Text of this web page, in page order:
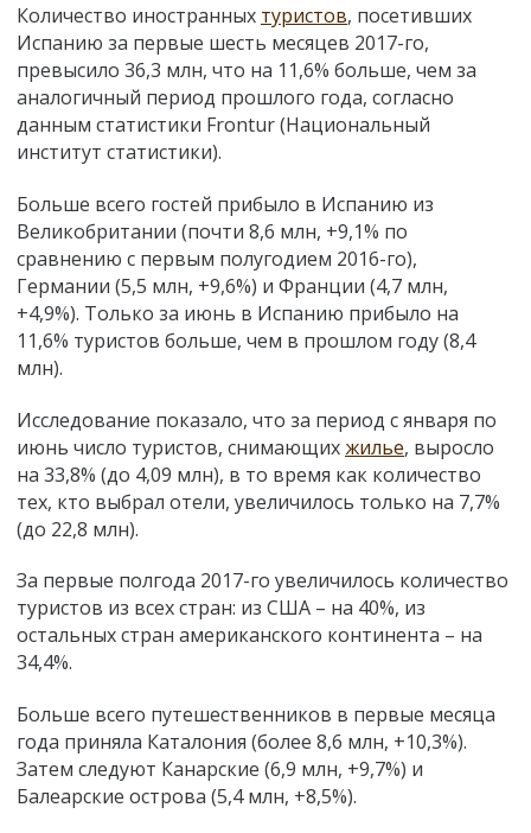
Количество иностранных туристов, посетивших
Испанию за первые шесть месяцев 2017-го,
превысило 36,3 млн, что на 11,6% больше, чем за
аналогичный период прошлого года, согласно
данным статистики Frontur (Национальный
институт статистики).
Больше всего гостей прибыло в Испанию из
Великобритании (почти 8,6 млн, +9,1% по
сравнению с первым полугодием 2016-го),
Германии (5,5 млн, +9,6%) и Франции (4,7 млн,
+4,9%). Только за июнь в Испанию прибыло на
11,6% туристов больше, чем в прошлом году (8,4
млн).
Исследование показало, что за период с января по
июнь число туристов, снимающихжилье, выросло
на 33,8% (до 4,09 млн), в то время как количество
тех, кто выбрал отели, увеличилось только на 7,7%
(до 22,8 млн).
За первые полгода 2017-го увеличилось количество
туристов из всех стран: из США – на 40%, из
остальных стран американского континента – на
34,4%.
Больше всего путешественников в первые месяца
года приняла Каталония (более 8,6 млн, +10,3%).
Затем следуют Канарские (6,9 млн, +9,7%) и
Балеарские острова (5,4 млн, +8,5%).